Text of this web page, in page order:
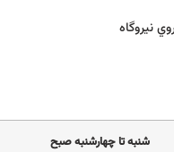
شنبه تا چهارشنبه صبح